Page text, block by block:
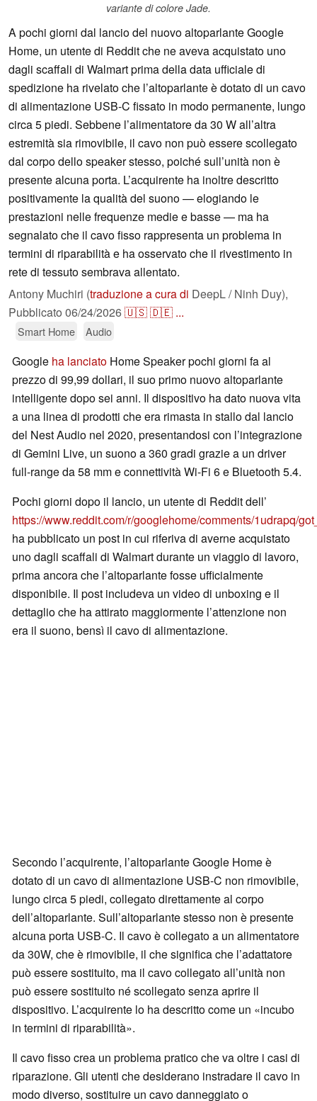
variante di colore Jade.
A pochi giorni dal lancio del nuovo altoparlante Google
Home, un utente di Reddit che ne aveva acquistato uno
dagli scaffali di Walmart prima della data ufficiale di
spedizione ha rivelato che l’altoparlante è dotato di un cavo
di alimentazione USB-C fissato in modo permanente, lungo
circa 5 piedi. Sebbene l’alimentatore da 30 W all’altra
estremità sia rimovibile, il cavo non può essere scollegato
dal corpo dello speaker stesso, poiché sull’unità non è
presente alcuna porta. L’acquirente ha inoltre descritto
positivamente la qualità del suono — elogiando le
prestazioni nelle frequenze medie e basse — ma ha
segnalato che il cavo fisso rappresenta un problema in
termini di riparabilità e ha osservato che il rivestimento in
rete di tessuto sembrava allentato.
Antony Muchiri (traduzione a cura di DeepL / Ninh Duy),
Pubblicato 06/24/2026🇺🇸🇩🇪 ...
Smart Home Audio
Google ha lanciato Home Speaker pochi giorni fa al
prezzo di 99,99 dollari, il suo primo nuovo altoparlante
intelligente dopo sei anni. Il dispositivo ha dato nuova vita
a una linea di prodotti che era rimasta in stallo dal lancio
del Nest Audio nel 2020, presentandosi con l’integrazione
di Gemini Live, un suono a 360 gradi grazie a un driver
full-range da 58 mm e connettività Wi-Fi 6 e Bluetooth 5.4.
Pochi giorni dopo il lancio, un utente di Reddit dell’
https://www.reddit.com/r/googlehome/comments/1udrapq/
ha pubblicato un post in cui riferiva di averne acquistato
uno dagli scaffali di Walmart durante un viaggio di lavoro,
prima ancora che l’altoparlante fosse ufficialmente
disponibile. Il post includeva un video di unboxing e il
dettaglio che ha attirato maggiormente l’attenzione non
era il suono, bensì il cavo di alimentazione.
Secondo l’acquirente, l’altoparlante Google Home è
dotato di un cavo di alimentazione USB-C non rimovibile,
lungo circa 5 piedi, collegato direttamente al corpo
dell’altoparlante. Sull’altoparlante stesso non è presente
alcuna porta USB-C. Il cavo è collegato a un alimentatore
da 30W, che è rimovibile, il che significa che l’adattatore
può essere sostituito, ma il cavo collegato all’unità non
può essere sostituito né scollegato senza aprire il
dispositivo. L’acquirente lo ha descritto come un «incubo
in termini di riparabilità».
Il cavo fisso crea un problema pratico che va oltre i casi di
riparazione. Gli utenti che desiderano instradare il cavo in
modo diverso, sostituire un cavo danneggiato o